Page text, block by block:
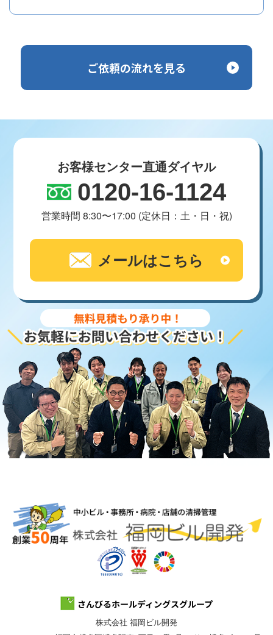
ご依頼の流れを見る
お客様センター直通ダイヤル
0120-16-1124
営業時間 8:30〜17:00 (定休日：土・日・祝)
メールはこちら
株式会社 福岡ビル開発